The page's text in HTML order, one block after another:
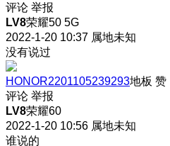
评论 举报
LV8荣耀50 5G
2022-1-20 10:37 属地未知
没有说过
HONOR2201105239293地板 赞
评论 举报
LV8荣耀60
2022-1-20 10:56 属地未知
谁说的